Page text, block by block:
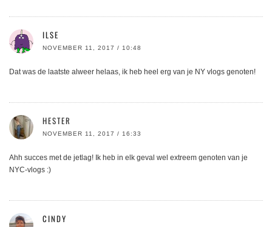
ILSE
NOVEMBER 11, 2017 / 10:48
Dat was de laatste alweer helaas, ik heb heel erg van je NY vlogs genoten!
HESTER
NOVEMBER 11, 2017 / 16:33
Ahh succes met de jetlag! Ik heb in elk geval wel extreem genoten van je
NYC-vlogs :)
CINDY